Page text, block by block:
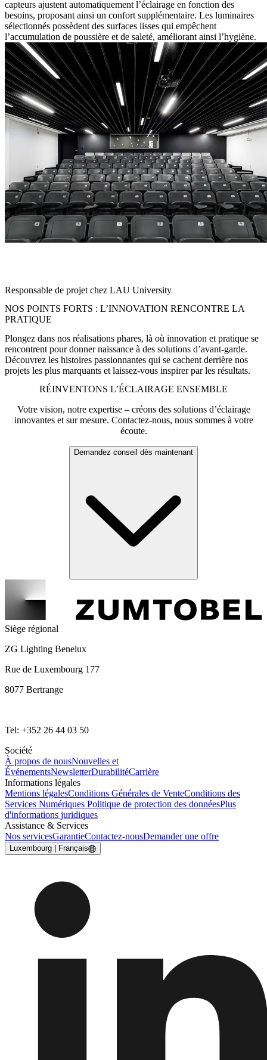
capteurs ajustent automatiquement l’éclairage en fonction des
besoins, proposant ainsi un confort supplémentaire. Les luminaires
sélectionnés possèdent des surfaces lisses qui empêchent
l’accumulation de poussière et de saleté, améliorant ainsi l’hygiène.​
Responsable de projet chez LAU University
NOS POINTS FORTS : L’INNOVATION RENCONTRE LA
PRATIQUE
Plongez dans nos réalisations phares, là où innovation et pratique se
rencontrent pour donner naissance à des solutions d’avant-garde.
Découvrez les histoires passionnantes qui se cachent derrière nos
projets les plus marquants et laissez-vous inspirer par les résultats.
RÉINVENTONS L’ÉCLAIRAGE ENSEMBLE
Votre vision, notre expertise – créons des solutions d’éclairage
innovantes et sur mesure. Contactez-nous, nous sommes à votre
écoute.
Demandez conseil dès maintenant
Siège régional
ZG Lighting Benelux
Rue de Luxembourg 177
8077 Bertrange
Tel: +352 26 44 03 50
Société
À propos de nousNouvelles et
ÉvénementsNewsletterDurabilitéCarrière
Informations légales
Mentions légalesConditions Générales de VenteConditions des
Services Numériques Politique de protection des donnéesPlus
d'informations juridiques
Assistance & Services
Nos servicesGarantieContactez-nousDemander une offre
Luxembourg | Français